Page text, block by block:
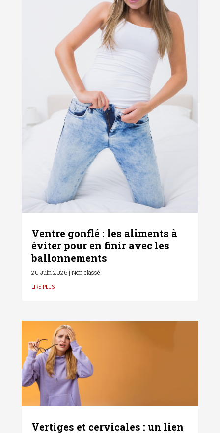
Ventre gonflé : les aliments à
éviter pour en finir avec les
ballonnements
20 Juin 2026| Non classé
lire plus
Vertiges et cervicales : un lien